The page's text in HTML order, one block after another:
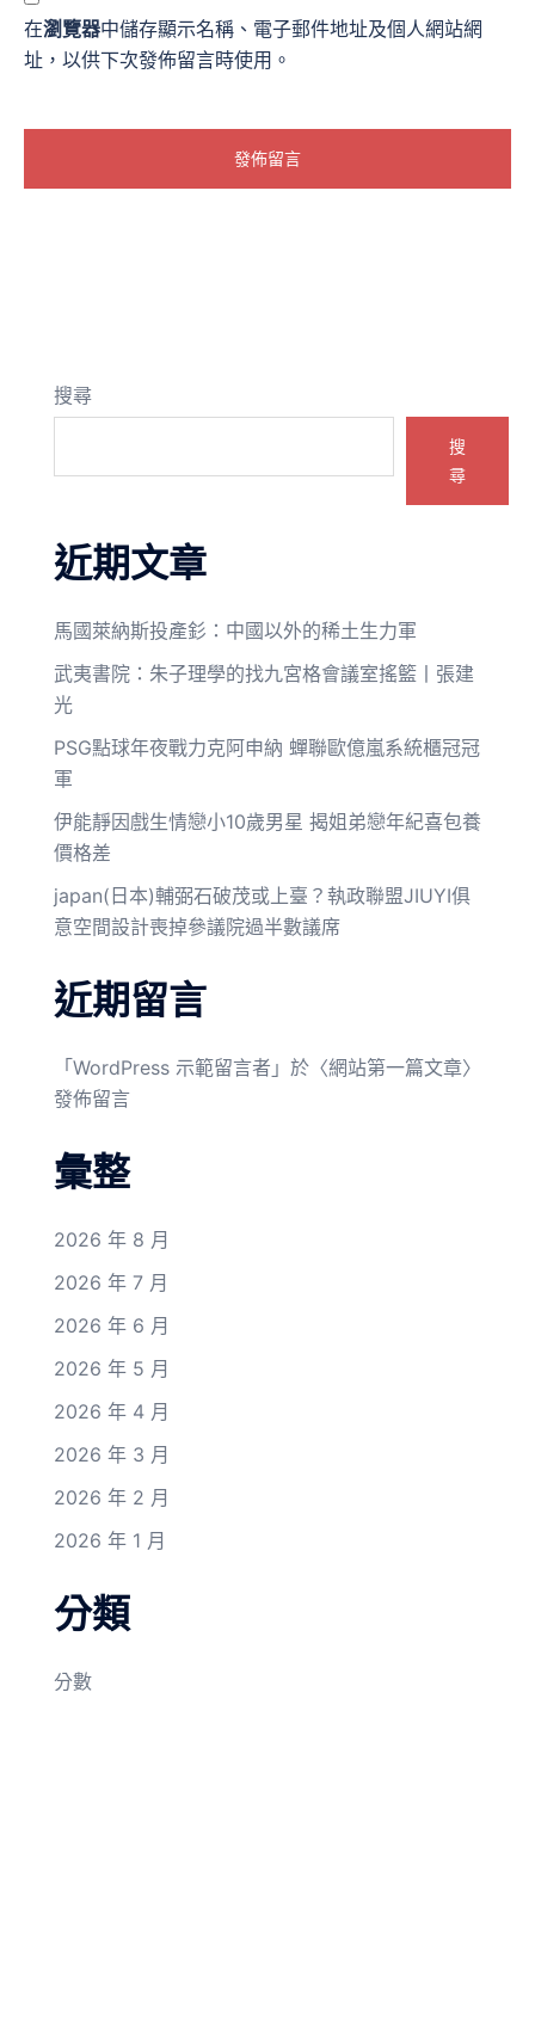
在瀏覽器中儲存顯示名稱、電子郵件地址及個人網站網
址，以供下次發佈留言時使用。
搜尋
搜
尋
近期文章
馬國萊納斯投產釤：中國以外的稀土生力軍
武夷書院：朱子理學的找九宮格會議室搖籃丨張建
光
PSG點球年夜戰力克阿申納 蟬聯歐億嵐系統櫃冠冠
軍
伊能靜因戲生情戀小10歲男星 揭姐弟戀年紀喜包養
價格差
japan(日本)輔弼石破茂或上臺？執政聯盟JIUYI俱
意空間設計喪掉參議院過半數議席
近期留言
「 WordPress 示範留言者 」於〈網站第一篇文章〉
發佈留言
彙整
2026 年 8 月
2026 年 7 月
2026 年 6 月
2026 年 5 月
2026 年 4 月
2026 年 3 月
2026 年 2 月
2026 年 1 月
分類
分數